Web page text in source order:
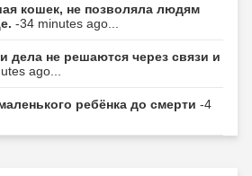
кошек, не позволяла людям
-34 minutes ago...
дела не решаются через связи и
ago...
ребёнка до смерти -4